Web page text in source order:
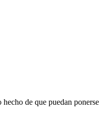
de que puedan